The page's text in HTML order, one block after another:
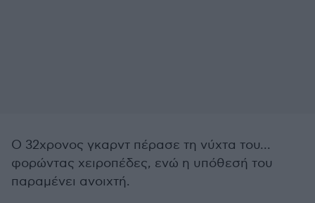
Ο 32χρονος γκαρντ πέρασε τη νύχτα του...
φορώντας χειροπέδες, ενώ η υπόθεσή του
παραμένει ανοιχτή.